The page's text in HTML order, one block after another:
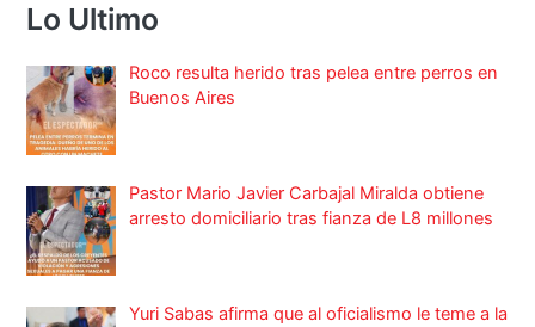
Lo Ultimo
Roco resulta herido tras pelea entre perros en
Buenos Aires
Pastor Mario Javier Carbajal Miralda obtiene
arresto domiciliario tras fianza de L8 millones
Yuri Sabas afirma que al oficialismo le teme a la